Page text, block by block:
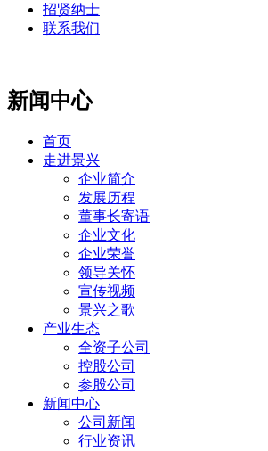
招贤纳士
联系我们
新闻中心
首页
走进景兴
企业简介
发展历程
董事长寄语
企业文化
企业荣誉
领导关怀
宣传视频
景兴之歌
产业生态
全资子公司
控股公司
参股公司
新闻中心
公司新闻
行业资讯